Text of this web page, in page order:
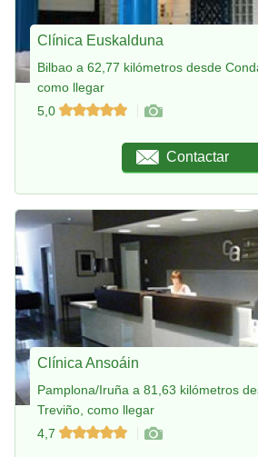
Clínica Euskalduna
Bilbao a 62,77 kilómetros desde
como llegar
5,0
Contactar
Clínica Ansoáin
Pamplona/Iruña a 81,63 kilómetros
Treviño, como llegar
4,7